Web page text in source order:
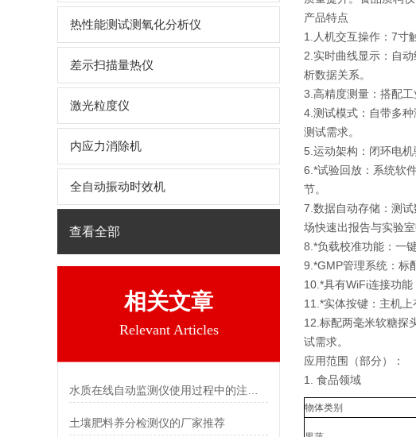
热性能测试测氧化分析仪
差示扫描量热仪
激光粒度仪
内应力消除机
全自动振动时效机
查看全部
相关文章
Relevant Articles
土壤肥料养分检测仪的厂家推荐
产品特点
1.人机交互操作：7寸
2.实时曲线显示：自
析数据关系。
3.高精度测量：搭配
4.测试模式：自带多
测试需求。
5.运动架构：闭环电
6.*试验回放：系统软
节。
7.数据自动存储：测
场快速出报告与实验室
8.*负载校准功能：一
9.*GMP管理系统：标
10.*具有WiFi连接功能
11.*实体按键：主机上
12.标配两毫米软糖探
试需求。
应用范围（部分）：
1. 食品领域
物体类别